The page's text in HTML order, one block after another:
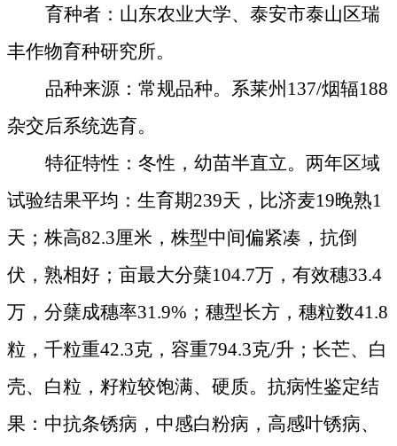
育种者：山东农业大学、泰安市泰山区瑞
丰作物育种研究所。
品种来源：常规品种。系莱州 137/烟辐188
杂交后系统选育。
特征特性：冬性，幼苗半直立。两年区域
试验结果平均：生育期239天，比济麦19晚熟1
天；株高82.3厘米 ，株型中间偏紧凑，抗倒
伏，熟相好；亩最大分蘖104.7万，有效穗33.4
万，分蘖成穗率31.9% ；穗型长方，穗粒数41.8
粒，千粒重42.3克 ，容重794.3克/升；长芒、白
壳、白粒，籽粒较饱满、硬质。抗病性鉴定结
果：中抗条锈病，中感白粉病，高感叶锈病、